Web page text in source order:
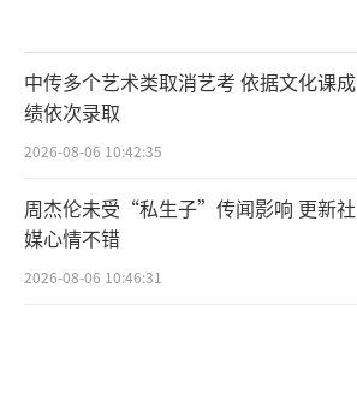
中传多个艺术类取消艺考 依据文化课成
绩依次录取
2026-08-06 10:42:35
周杰伦未受“私生子”传闻影响 更新社
媒心情不错
2026-08-06 10:46:31